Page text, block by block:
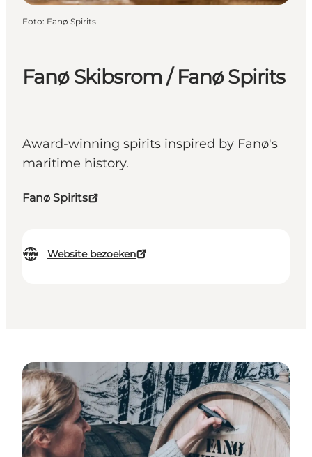
Fanø Skibsrom / Fanø Spirits
Award-winning spirits inspired by Fanø's
maritime history.
Fanø Spirits
Website bezoeken
Foto: Fanø Spirits